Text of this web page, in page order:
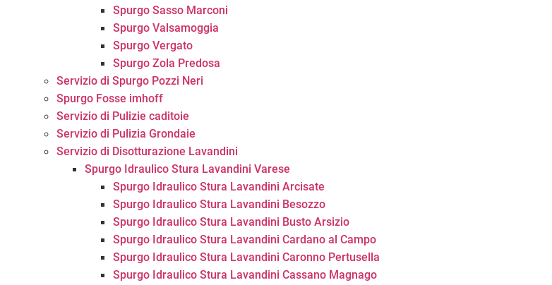
Spurgo Sasso Marconi
Spurgo Valsamoggia
Spurgo Vergato
Spurgo Zola Predosa
Servizio di Spurgo Pozzi Neri
Spurgo Fosse imhoff
Servizio di Pulizie caditoie
Servizio di Pulizia Grondaie
Servizio di Disotturazione Lavandini
Spurgo Idraulico Stura Lavandini Varese
Spurgo Idraulico Stura Lavandini Arcisate
Spurgo Idraulico Stura Lavandini Besozzo
Spurgo Idraulico Stura Lavandini Busto Arsizio
Spurgo Idraulico Stura Lavandini Cardano al Campo
Spurgo Idraulico Stura Lavandini Caronno Pertusella
Spurgo Idraulico Stura Lavandini Cassano Magnago